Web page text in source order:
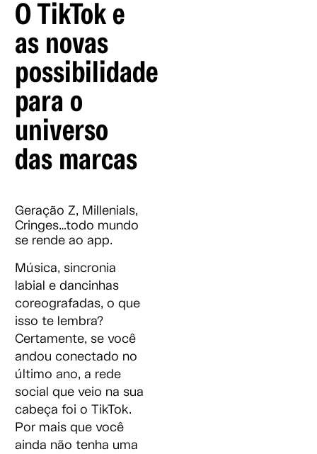
O TikTok e
as novas
possibilidades
para o
universo
das marcas
Geração Z, Millenials,
Cringes…todo mundo
se rende ao app.
Música, sincronia
labial e dancinhas
coreografadas, o que
isso te lembra?
Certamente, se você
andou conectado no
último ano, a rede
social que veio na sua
cabeça foi o TikTok.
Por mais que você
ainda não tenha uma